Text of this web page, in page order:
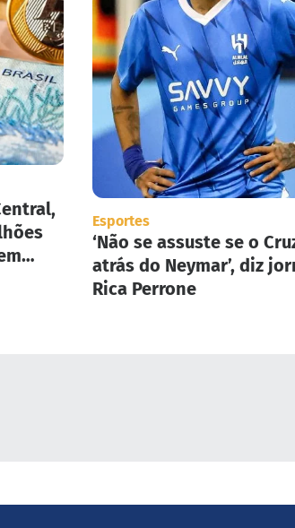
Esportes
‘Não se assuste se o
atrás do Neymar’, diz
Rica Perrone